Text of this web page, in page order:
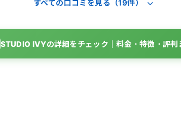
すべての口コミを見る（19件）
STUDIO IVYの詳細をチェック｜料金・特徴・評判